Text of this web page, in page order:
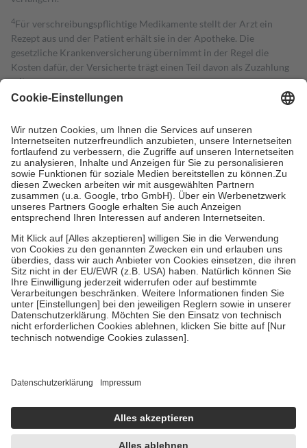
4Für verschreibungspflichtige Medikamente stellt der Arzt ein
Rezept aus und der Patient erhält sie in der Apotheke. Die
gesetzliche Krankenversicherung übernimmt in der Regel die
Kosten dafür, der Versicherte trägt einen Teil davon als Zuzahlung
mit.
Grundsätzlich leisten Mitglieder Zuzahlungen in Höhe von zehn
höchstens zehn Euro.
Es sind jedoch nie mehr als die tatsächlichen
Kosten der Leistung zu entrichten.
Diese Regeln gelten grundsätzlich auch für Online-Apotheken.
Bei Heilmitteln und häuslicher Krankenpflege beträgt die
Zuzahlung zehn Prozent der Kosten sowie zehn Euro je
Verordnung.
Um das Engagement der Versicherten für ihre eigene Gesundheit zu
stärken und die besondere Stellung der Familie zu unterstützen,
fallenkeine Zuzahlungenan bei:
• Kindern und Jugendlichen bis zum vollendeten 18. Lebensjahr
mit Ausnahme der Fahrkosten
• Untersuchungen zur Vorsorge und Früherkennung, die von der
GKV getragen werden
• empfohlenen Schutzimpfungen
• Harn- und Blutteststreifen
getroffen, um sicherzustellen, dass es sich um echte Bewertungen
https://help.etrusted.com/hc/de/articles/4419944605341
Einige Bilder und Inhalte wurden unter Zuhilfenahme künstlicher